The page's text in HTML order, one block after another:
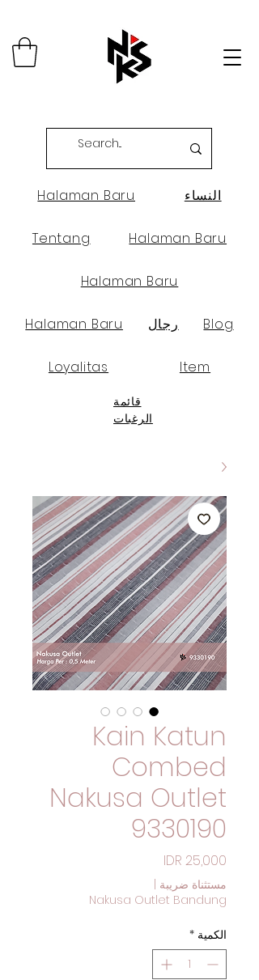
Halaman Baru النساء
Tentang Halaman Baru
Halaman Baru
Halaman Baru رجال Blog
Loyalitas Item
قائمة
الرغبات
Kain Katun
Combed
Nakusa Outlet
9330190
مستثناة ضريبة
Nakusa Outlet Bandung
الكمية *